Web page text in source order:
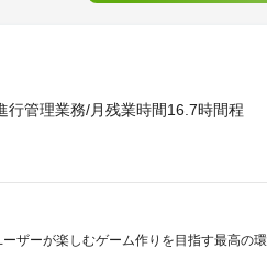
行管理業務/月残業時間16.7時間程
ザーが楽しむゲーム作りを目指す最高の